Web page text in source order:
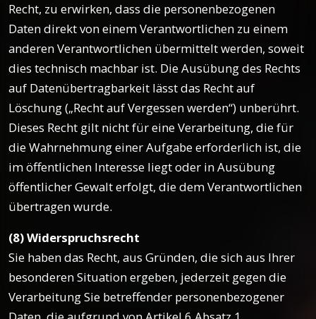
Recht, zu erwirken, dass die personenbezogenen
Daten direkt von einem Verantwortlichen zu einem
anderen Verantwortlichen übermittelt werden, soweit
dies technisch machbar ist. Die Ausübung des Rechts
auf Datenübertragbarkeit lässt das Recht auf
Löschung („Recht auf Vergessen werden“) unberührt.
Dieses Recht gilt nicht für eine Verarbeitung, die für
die Wahrnehmung einer Aufgabe erforderlich ist, die
im öffentlichen Interesse liegt oder in Ausübung
öffentlicher Gewalt erfolgt, die dem Verantwortlichen
übertragen wurde.
(8) Widerspruchsrecht
Sie haben das Recht, aus Gründen, die sich aus Ihrer
besonderen Situation ergeben, jederzeit gegen die
Verarbeitung Sie betreffender personenbezogener